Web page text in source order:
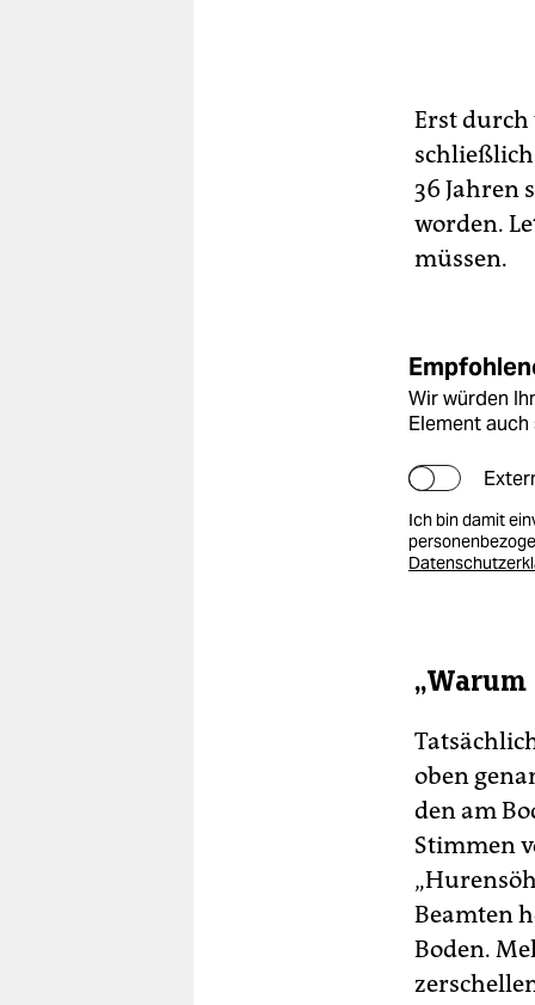
Erst durch
36 Jahren
worden.
müssen.
Wir würden
Element auch
Ich bin damit
oben
den am
Stimmen
Beamten
Boden.